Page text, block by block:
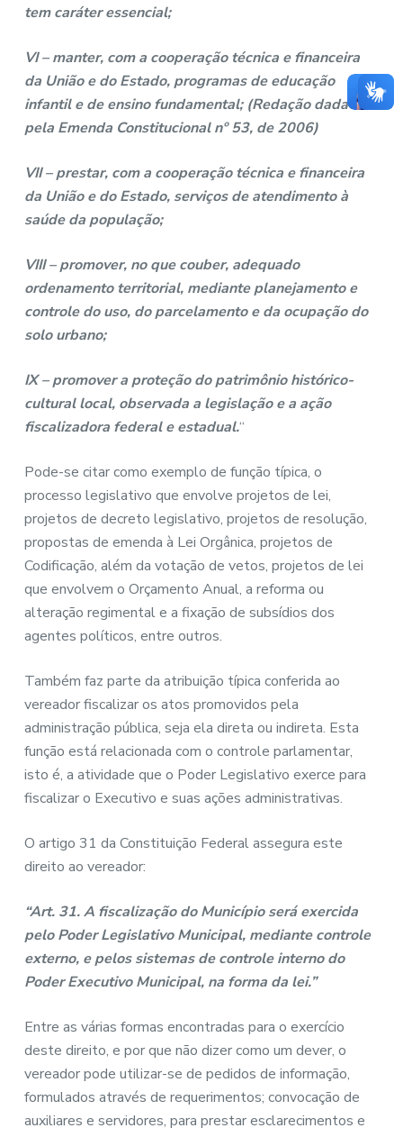
tem caráter essencial;
VI – manter, com a cooperação técnica e financeira
da União e do Estado, programas de educação
infantil e de ensino fundamental; (Redação dada
pela Emenda Constitucional nº 53, de 2006)
VII – prestar, com a cooperação técnica e financeira
da União e do Estado, serviços de atendimento à
saúde da população;
VIII – promover, no que couber, adequado
ordenamento territorial, mediante planejamento e
controle do uso, do parcelamento e da ocupação do
solo urbano;
IX – promover a proteção do patrimônio histórico-
cultural local, observada a legislação e a ação
fiscalizadora federal e estadual.“
Pode-se citar como exemplo de função típica, o
processo legislativo que envolve projetos de lei,
projetos de decreto legislativo, projetos de resolução,
propostas de emenda à Lei Orgânica, projetos de
Codificação, além da votação de vetos, projetos de lei
que envolvem o Orçamento Anual, a reforma ou
alteração regimental e a fixação de subsídios dos
agentes políticos, entre outros.
Também faz parte da atribuição típica conferida ao
vereador fiscalizar os atos promovidos pela
administração pública, seja ela direta ou indireta. Esta
função está relacionada com o controle parlamentar,
isto é, a atividade que o Poder Legislativo exerce para
fiscalizar o Executivo e suas ações administrativas.
O artigo 31 da Constituição Federal assegura este
direito ao vereador:
“Art. 31. A fiscalização do Município será exercida
pelo Poder Legislativo Municipal, mediante controle
externo, e pelos sistemas de controle interno do
Poder Executivo Municipal, na forma da lei.”
Entre as várias formas encontradas para o exercício
deste direito, e por que não dizer como um dever, o
vereador pode utilizar-se de pedidos de informação,
formulados através de requerimentos; convocação de
auxiliares e servidores, para prestar esclarecimentos e